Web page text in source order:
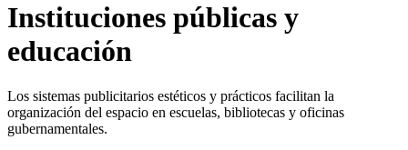
Instituciones públicas y
educación
Los sistemas publicitarios estéticos y prácticos facilitan la
organización del espacio en escuelas, bibliotecas y oficinas
gubernamentales.